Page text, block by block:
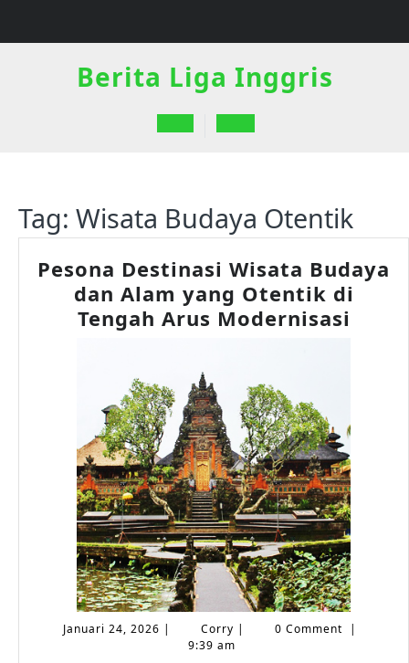
Berita Liga Inggris
Open
Tag: Wisata Budaya Otentik
Pesona Destinasi Wisata Budaya
dan Alam yang Otentik di
Tengah Arus Modernisasi
Alam
yang
di
Arus
Januari 24, 2026 Januari
| Corry Corry
| 0 Comment
|
9:39 am